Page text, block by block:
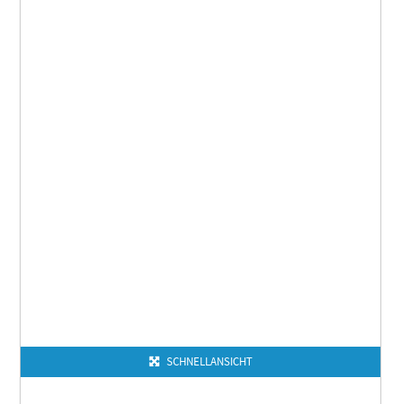
SCHNELLANSICHT